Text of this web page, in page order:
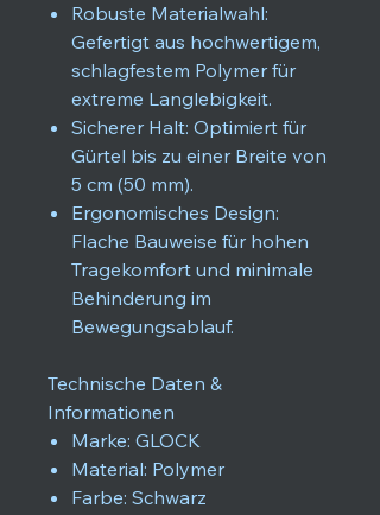
Robuste Materialwahl:
Gefertigt aus hochwertigem,
schlagfestem Polymer für
extreme Langlebigkeit.
Sicherer Halt: Optimiert für
Gürtel bis zu einer Breite von
5 cm (50 mm).
Ergonomisches Design:
Flache Bauweise für hohen
Tragekomfort und minimale
Behinderung im
Bewegungsablauf.
Technische Daten &
Informationen
Marke: GLOCK
Material: Polymer
Farbe: Schwarz